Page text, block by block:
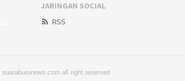
JARINGAN SOCIAL
RSS
suaraburunews.com all right reserved